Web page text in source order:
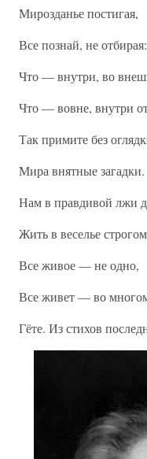
Мирозданье постигая,
Все познай, не отбирая:
Что — внутри, во
Что — вовне, внутри
Так примите без
Мира внятные загадки.
Нам в правдивой лжи
Жить в веселье
Все живое — не одно,
Все живет — во
Гёте. Из стихов